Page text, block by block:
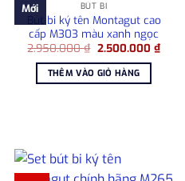
Mới BÚT BI
Bút bi ký tên Montagut cao
cấp M303 màu xanh ngọc
2.950.000₫ Giá
là:
2.950.000 ₫.
2.500.000 ₫Giá
THÊM VÀO GIỎ HÀNG